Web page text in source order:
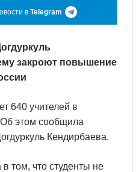
в Telegram
закроют повышение
640 учителей в
этом сообщила
Кендирбаева.
том, что студенты не